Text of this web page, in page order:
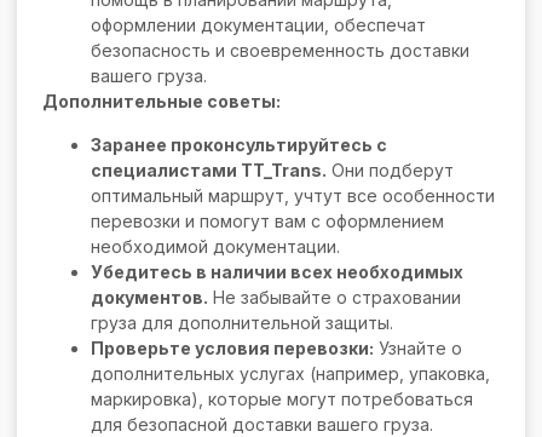
оформлении документации, обеспечат
безопасность и своевременность доставки
вашего груза.
Дополнительные советы:
Заранее проконсультируйтесь с
специалистами TT_Trans. Они подберут
оптимальный маршрут, учтут все особенности
перевозки и помогут вам с оформлением
необходимой документации.
Убедитесь в наличии всех необходимых
документов. Не забывайте о страховании
груза для дополнительной защиты.
Проверьте условия перевозки: Узнайте о
дополнительных услугах (например, упаковка,
маркировка), которые могут потребоваться
для безопасной доставки вашего груза.